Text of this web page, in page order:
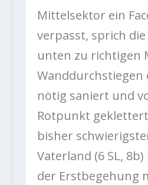
Mittelsektor ein
verpasst, sprich
unten zu richtigen
nötig saniert und
Rotpunkt
bisher
Vaterland (6 SL,
der Erstbegehung